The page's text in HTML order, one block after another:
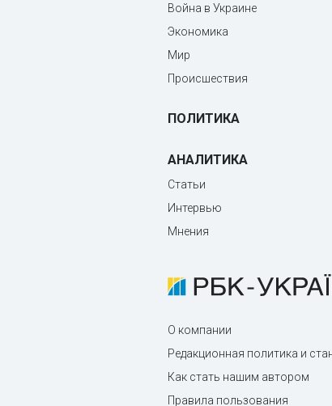
Война в Украине
Экономика
Мир
Происшествия
ПОЛИТИКА
АНАЛИТИКА
Статьи
Интервью
Мнения
О компании
Редакционная политика и
Как стать нашим автором
Правила пользования